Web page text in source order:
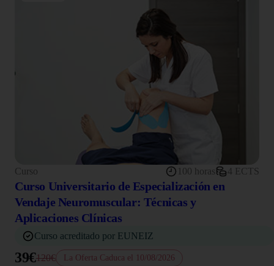
Curso 100 horas 4 ECTS
Curso Universitario de Especialización en
Vendaje Neuromuscular: Técnicas y
Aplicaciones Clínicas
Curso acreditado por EUNEIZ
39€120€ La Oferta Caduca el 10/08/2026